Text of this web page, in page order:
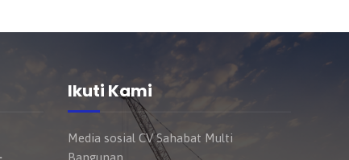
Ikuti Kami
Media sosial CV Sahabat Multi
Bangunan